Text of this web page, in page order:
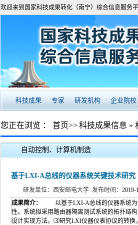
欢迎来到国家科技成果转化（南宁）综合信息服务
科技成果 专家 研发机构 企业院校
您正在浏览 ： 首页>>科技成果信息 »
自动控制、计算机制造
基于LXI-A总线的仪器系统关键技术研究
研发单位：西安邮电大学 发布时间： 2019-
成果简介：
以基于LXI-A总线的仪器系统为
性。系统拟采用路由器隔离测试系统的拓扑结
设计实现方法。⑶研究LXI仪器仪表协议的转换